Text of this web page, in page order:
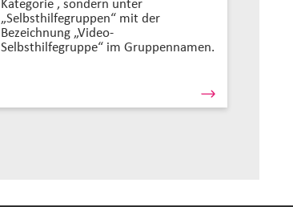
„Selbsthilfegruppen“ mit der
Bezeichnung „Video-
Selbsthilfegruppe“ im Gruppennamen.